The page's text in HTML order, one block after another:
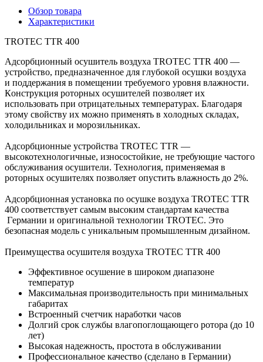
Обзор товара
Характеристики
TROTEC TTR 400
Адсорбционный осушитель воздуха TROTEC TTR 400 —
устройство, предназначенное для глубокой осушки воздуха
и поддержания в помещении требуемого уровня влажности.
Конструкция роторных осушителей позволяет их
использовать при отрицательных температурах. Благодаря
этому свойству их можно применять в холодных складах,
холодильниках и морозильниках.
Адсорбционные устройства TROTEC TTR —
высокотехнологичные, износостойкие, не требующие частого
обслуживания осушители. Технология, применяемая в
роторных осушителях позволяет опустить влажность до 2%.
Адсорбционная установка по осушке воздуха TROTEC TTR
400 соответствует самым высоким стандартам качества
Германии и оригинальной технологии TROTEC. Это
безопасная модель с уникальным промышленным дизайном.
Преимущества осушителя воздуха TROTEC TTR 400
Эффективное осушение в широком диапазоне
температур
Максимальная производительность при минимальных
габаритах
Встроенный счетчик наработки часов
Долгий срок службы влагопоглощающего ротора (до 10
лет)
Высокая надежность, простота в обслуживании
Профессиональное качество (сделано в Германии)